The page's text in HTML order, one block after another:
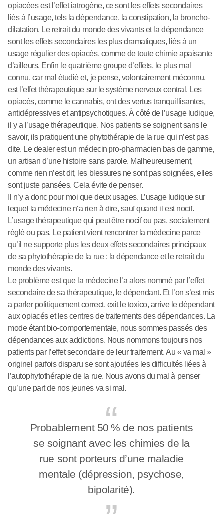
opiacées est l’effet iatrogène, ce sont les effets secondaires
liés à l’usage, tels la dépendance, la constipation, la broncho-
dilatation. Le retrait du monde des vivants et la dépendance
sont les effets secondaires les plus dramatiques, liés à un
usage régulier des opiacés, comme de toute chimie apaisante
d’ailleurs. Enfin le quatrième groupe d’effets, le plus mal
connu, car mal étudié et, je pense, volontairement méconnu,
est l’effet thérapeutique sur le système nerveux central. Les
opiacés, comme le cannabis, ont des vertus tranquillisantes,
antidépressives et antipsychotiques. À côté de l’usage ludique,
il y a l’usage thérapeutique. Nos patients se soignent sans le
savoir, ils pratiquent une phytothérapie de la rue qui n’est pas
dite. Le dealer est un médecin pro-pharmacien bas de gamme,
un artisan d’une histoire sans parole. Malheureusement,
comme rien n’est dit, les blessures ne sont pas soignées, elles
sont juste pansées. Cela évite de penser.
Il n’y a donc pour moi que deux usages. L’usage ludique sur
lequel la médecine n’a rien à dire, sauf quand il est nocif.
L’usage thérapeutique qui peut être nocif ou pas, socialement
réglé ou pas. Le patient vient rencontrer la médecine parce
qu’il ne supporte plus les deux effets secondaires principaux
de sa phytothérapie de la rue : la dépendance et le retrait du
monde des vivants.
Le problème est que la médecine l’a alors nommé par l’effet
secondaire de sa thérapeutique, le dépendant. Et l’on s’est mis
a parler politiquement correct, exit le toxico, arrive le dépendant
aux opiacés et les centres de traitements des dépendances. La
mode étant bio-comportementale, nous sommes passés des
dépendances aux addictions. Nous nommons toujours nos
patients par l’effet secondaire de leur traitement. Au « va mal »
originel parfois disparu se sont ajoutées les difficultés liées à
l’autophytothérapie de la rue. Nous avons du mal à penser
qu’une part de nos jeunes va si mal.
Probablement 50 % de nos patients
se soignant avec les chimies de la
rue sont porteurs d’une maladie
mentale (dépression, psychose,
bipolarité).